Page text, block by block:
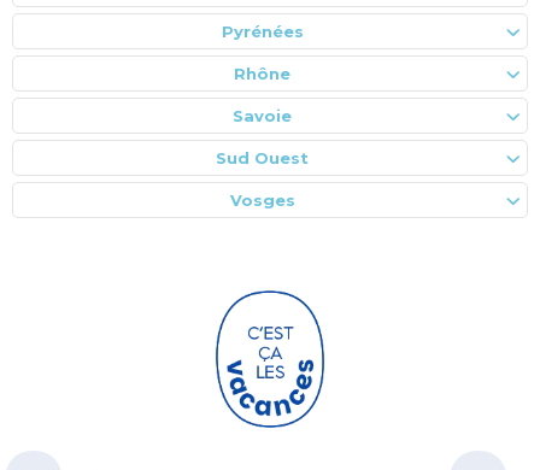
Pyrénées
Rhône
Savoie
Sud Ouest
Vosges